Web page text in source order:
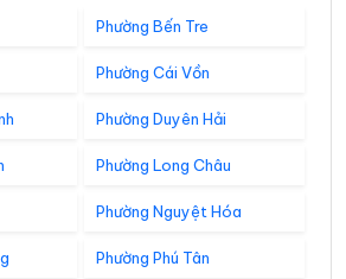
Phường Bến Tre
Phường Cái Vồn
Phường Duyên Hải
Phường Long Châu
Phường Nguyệt Hóa
Phường Phú Tân